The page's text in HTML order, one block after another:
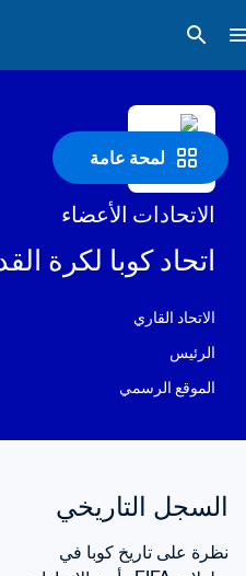
لمحة عامة
الاتحادات الأعضاء
اتحاد كوبا لكرة
الاتحاد القاري
الرئيس
الموقع الرسمي
السجل التاريخي